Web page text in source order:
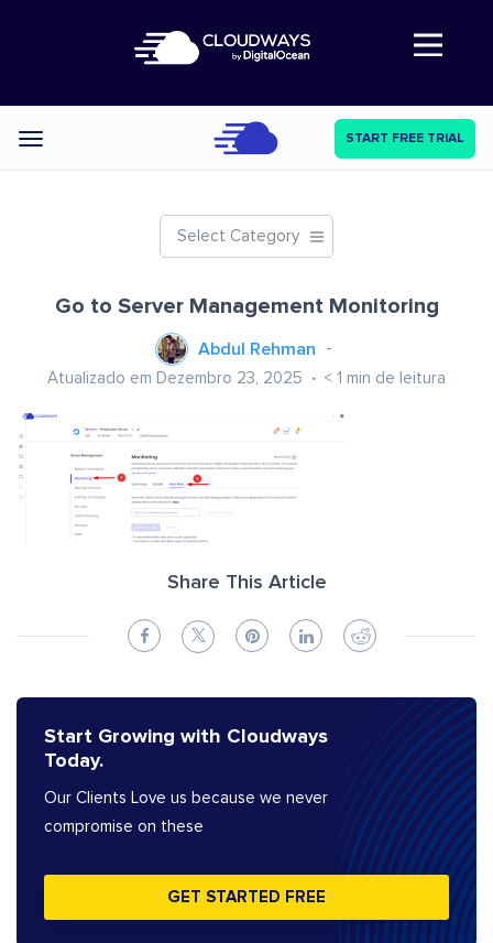
Abre a navegação
Categories START FREE TRIAL
Select Category
Go to Server Management Monitoring
Abdul Rehman
Atualizado em Dezembro 23, 2025 < 1 min de leitura
Share This Article
Start Growing with Cloudways
Today.
Our Clients Love us because we never
compromise on these
GET STARTED FREE